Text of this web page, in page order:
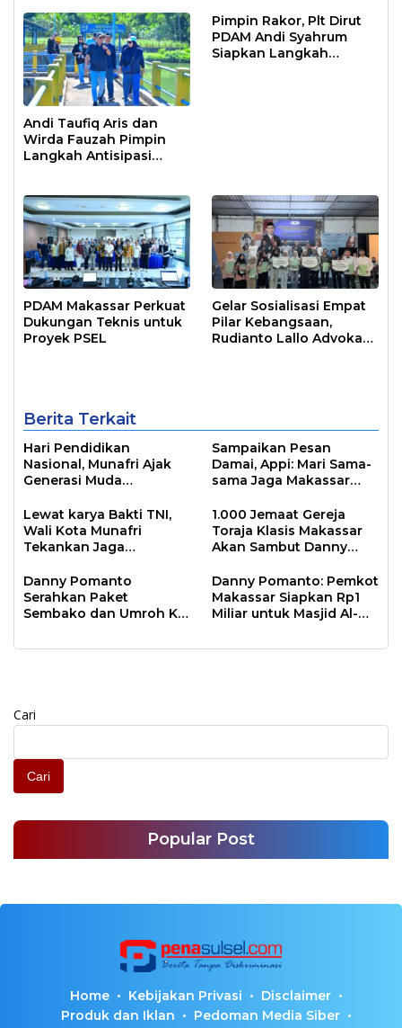
Andi Taufiq Aris dan
Wirda Fauzah Pimpin
Langkah Antisipasi
Pimpin Rakor, Plt Dirut
PDAM Andi Syahrum
Siapkan Langkah
PDAM Makassar Perkuat
Dukungan Teknis untuk
Proyek PSEL
Gelar Sosialisasi Empat
Pilar Kebangsaan,
Rudianto Lallo Advokasi
Berita Terkait
Hari Pendidikan
Nasional, Munafri Ajak
Generasi Muda
Lewat Literasi
Sampaikan Pesan
Damai, Appi: Mari Sama-
sama Jaga Makassar
Agama
Lewat karya Bakti TNI,
Wali Kota Munafri
Tekankan Jaga
1.000 Jemaat Gereja
Toraja Klasis Makassar
Akan Sambut Danny
Natal Besok
Danny Pomanto
Serahkan Paket
Sembako dan Umroh Ke
Makassar Shalat Subuh
Danny Pomanto: Pemkot
Makassar Siapkan Rp1
Miliar untuk Masjid Al-
Cari
Cari
Popular Post
Home Kebijakan Privasi
Disclaimer
Produk dan Iklan
Pedoman Media Siber